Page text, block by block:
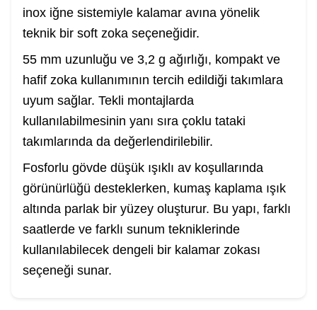
inox iğne sistemiyle kalamar avına yönelik
teknik bir soft zoka seçeneğidir.
55 mm uzunluğu ve 3,2 g ağırlığı, kompakt ve
hafif zoka kullanımının tercih edildiği takımlara
uyum sağlar. Tekli montajlarda
kullanılabilmesinin yanı sıra çoklu tataki
takımlarında da değerlendirilebilir.
Fosforlu gövde düşük ışıklı av koşullarında
görünürlüğü desteklerken, kumaş kaplama ışık
altında parlak bir yüzey oluşturur. Bu yapı, farklı
saatlerde ve farklı sunum tekniklerinde
kullanılabilecek dengeli bir kalamar zokası
seçeneği sunar.